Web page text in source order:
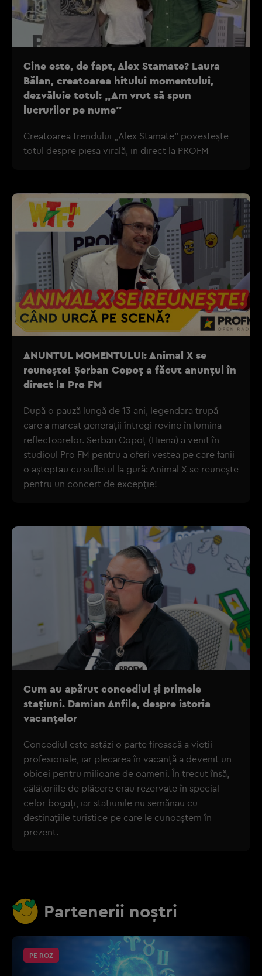
Cine este, de fapt, Alex Stamate? Laura
Bălan, creatoarea hitului momentului,
dezvăluie totul: „Am vrut să spun
lucrurilor pe nume”
Creatoarea trendului „Alex Stamate” povestește
totul despre piesa virală, in direct la PROFM
ANUNTUL MOMENTULUI: Animal X se
reunește! Șerban Copoț a făcut anunțul în
direct la Pro FM
După o pauză lungă de 13 ani, legendara trupă
care a marcat generații întregi revine în lumina
reflectoarelor. Șerban Copoț (Hiena) a venit în
studioul Pro FM pentru a oferi vestea pe care fanii
o așteptau cu sufletul la gură: Animal X se reunește
pentru un concert de excepție!
Cum au apărut concediul și primele
stațiuni. Damian Anfile, despre istoria
vacanțelor
Concediul este astăzi o parte firească a vieții
profesionale, iar plecarea în vacanță a devenit un
obicei pentru milioane de oameni. În trecut însă,
călătoriile de plăcere erau rezervate în special
celor bogați, iar stațiunile nu semănau cu
destinațiile turistice pe care le cunoaștem în
prezent.
Partenerii noștri
PE ROZ